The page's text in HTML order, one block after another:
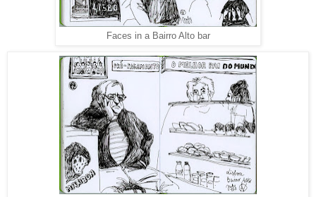
Faces in a Bairro Alto bar